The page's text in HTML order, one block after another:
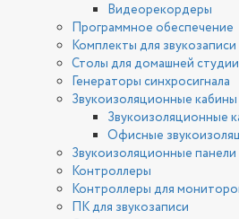
Видеорекордеры
Программное обеспечение
Комплекты для звукозаписи
Столы для домашней студии
Генераторы синхросигнала
Звукоизоляционные кабины
Звукоизоляционные
Офисные
Звукоизоляционные панели
Контроллеры
Контроллеры для
ПК для звукозаписи